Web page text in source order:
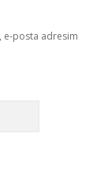
e-posta adresim